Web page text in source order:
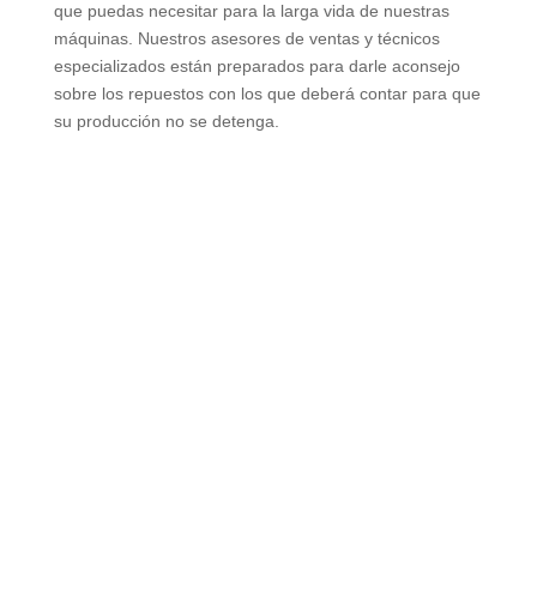
que puedas necesitar para la larga vida de nuestras
máquinas. Nuestros asesores de ventas y técnicos
especializados están preparados para darle aconsejo
sobre los repuestos con los que deberá contar para que
su producción no se detenga.